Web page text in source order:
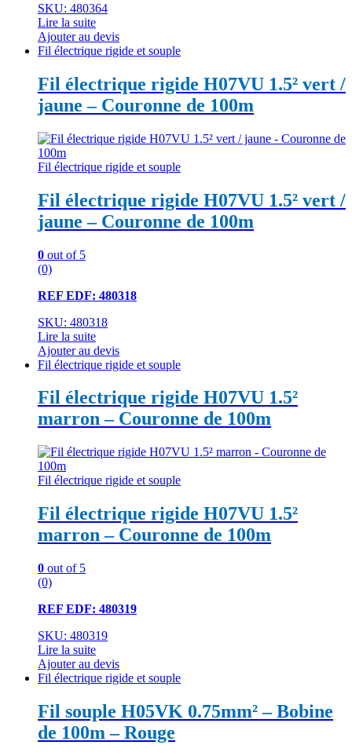
SKU: 480364
Lire la suite
Ajouter au devis
Fil électrique rigide et souple
Fil électrique rigide H07VU 1.5² vert /
jaune – Couronne de 100m
Fil électrique rigide et souple
Fil électrique rigide H07VU 1.5² vert /
jaune – Couronne de 100m
0 out of 5
(0)
REF EDF: 480318
SKU: 480318
Lire la suite
Ajouter au devis
Fil électrique rigide et souple
Fil électrique rigide H07VU 1.5²
marron – Couronne de 100m
Fil électrique rigide et souple
Fil électrique rigide H07VU 1.5²
marron – Couronne de 100m
0 out of 5
(0)
REF EDF: 480319
SKU: 480319
Lire la suite
Ajouter au devis
Fil électrique rigide et souple
Fil souple H05VK 0.75mm² – Bobine
de 100m – Rouge